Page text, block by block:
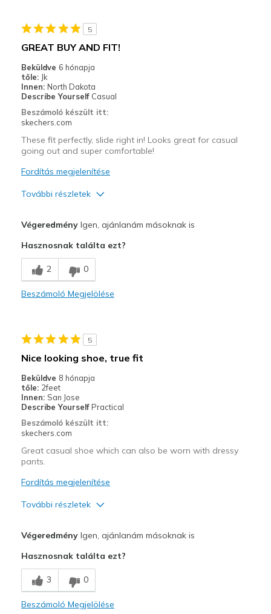
Casual Wear
Width
Sizing
Feels true to size
View On Shoes
I'm Into Shoes
5
GREAT BUY AND FIT!
Beküldve 6 hónapja
tőle: Jk
Innen: North Dakota
Describe Yourself Casual
Beszámoló készült itt:
skechers.com
These fit perfectly, slide right in! Looks great for casual
going out and super comfortable!
Fordítás megjelenítése
További részletek
Comfortable
Stylish
Going Out
Travel
Width
Feels true to width
Sizing
View On Shoes
Shoes are for Wearing
VégeredményIgen, ajánlanám másoknak is
Hasznosnak találta ezt?
2 0
Beszámoló Megjelölése
5
Nice looking shoe, true fit
Beküldve 8 hónapja
tőle: 2feet
Innen: San Jose
Describe Yourself Practical
Beszámoló készült itt:
skechers.com
Great casual shoe which can also be worn with dressy
pants.
Fordítás megjelenítése
További részletek
Comfortable
Stylish
VégeredményIgen, ajánlanám másoknak is
Hasznosnak találta ezt?
3 0
Beszámoló Megjelölése